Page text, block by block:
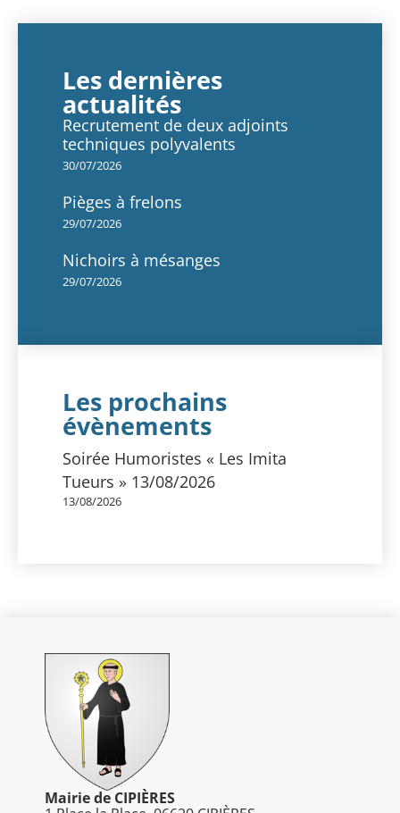
Les dernières
actualités
Recrutement de deux adjoints
techniques polyvalents
30/07/2026
Pièges à frelons
29/07/2026
Nichoirs à mésanges
29/07/2026
Les prochains
évènements
Soirée Humoristes « Les Imita
Tueurs » 13/08/2026
13/08/2026
Mairie de CIPIÈRES